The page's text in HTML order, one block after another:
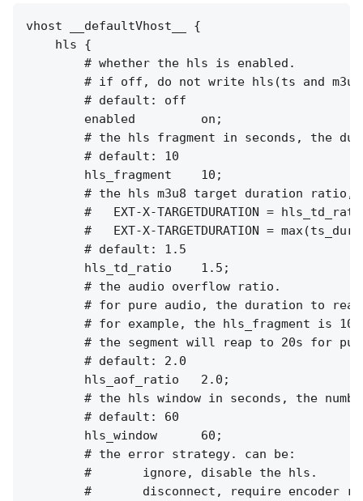
vhost __defaultVhost__ {
    hls {
        # whether the hls is enabled.
# if off, do not write hls(ts and
        # default: off
        enabled         on;
# the hls fragment in seconds, the
        # default: 10
        hls_fragment    10;
        # the hls m3u8 target duration ratio,
#   EXT-X-TARGETDURATION =
#   EXT-X-TARGETDURATION =
        # default: 1.5
        hls_td_ratio    1.5;
        # the audio overflow ratio.
# for pure audio, the duration to
# for example, the hls_fragment is
# the segment will reap to 20s for
        # default: 2.0
        hls_aof_ratio   2.0;
# the hls window in seconds, the
        # default: 60
        hls_window      60;
        # the error strategy. can be:
        #       ignore, disable the hls.
#       disconnect, require encoder